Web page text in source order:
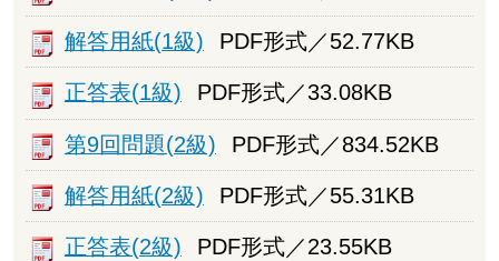
解答用紙(1級) PDF形式／52.77KB
正答表(1級) PDF形式／33.08KB
第9回問題(2級) PDF形式／834.52KB
解答用紙(2級) PDF形式／55.31KB
正答表(2級) PDF形式／23.55KB